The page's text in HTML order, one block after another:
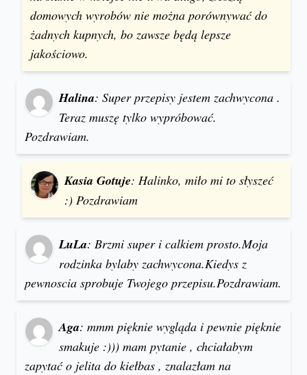
domowych wyrobów nie można porównywać do
żadnych kupnych, bo zawsze będą lepsze
jakościowo.
Halina: Super przepisy jestem zachwycona .
Teraz muszę tylko wypróbować.
Pozdrawiam.
Kasia Gotuje: Halinko, miło mi to słyszeć
:) Pozdrawiam
LuLa: Brzmi super i calkiem prosto.Moja
rodzinka bylaby zachwycona.Kiedys z
pewnoscia sprobuje Twojego przepisu.Pozdrawiam.
Aga: mmm pięknie wygląda i pewnie pięknie
smakuje :))) mam pytanie , chciałabym
zapytać o jelita do kiełbas , znalazłam na